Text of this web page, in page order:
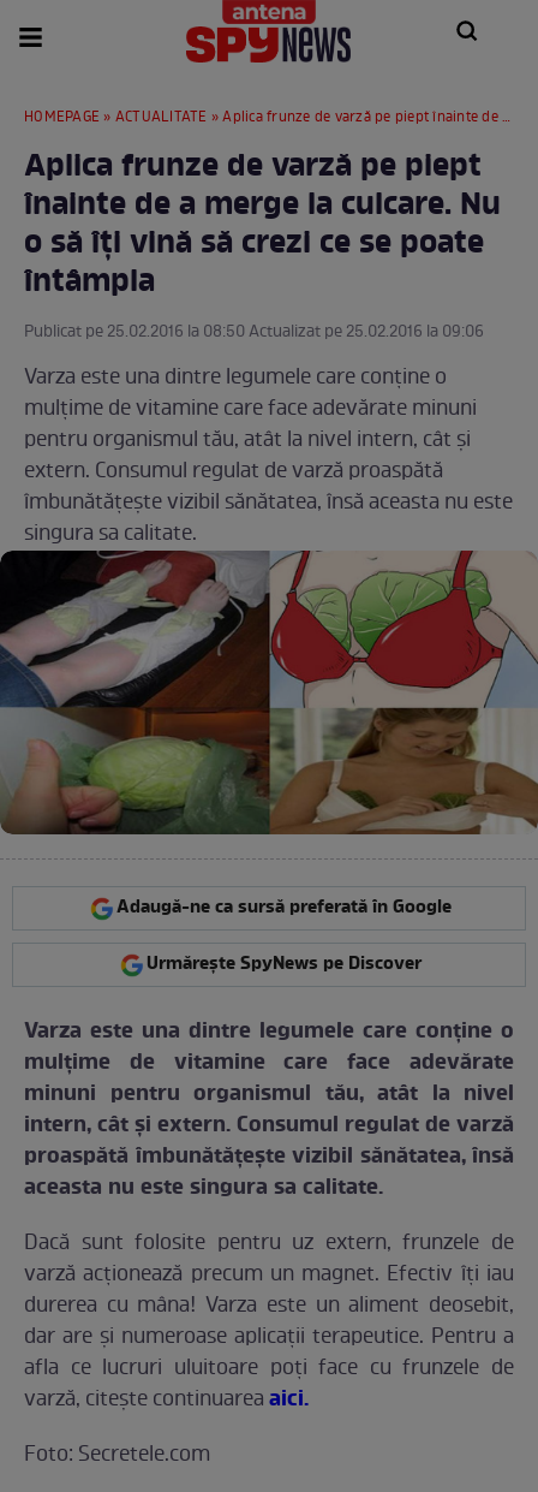
HOMEPAGE » ACTUALITATE » Aplica frunze de varză pe piept înainte de a merge la culcare. Nu o să îţi vină să crezi ce se poate întâmpla
Aplica frunze de varză pe piept
înainte de a merge la culcare. Nu
o să îţi vină să crezi ce se poate
întâmpla
Publicat pe 25.02.2016 la 08:50 Actualizat pe 25.02.2016 la 09:06
Varza este una dintre legumele care conţine o
mulţime de vitamine care face adevărate minuni
pentru organismul tău, atât la nivel intern, cât şi
extern. Consumul regulat de varză proaspătă
îmbunătăţeşte vizibil sănătatea, însă aceasta nu este
singura sa calitate.
Adaugă-ne ca sursă preferată în Google
Urmărește SpyNews pe Discover
Varza este una dintre legumele care conţine o
mulţime de vitamine care face adevărate
minuni pentru organismul tău, atât la nivel
intern, cât şi extern. Consumul regulat de varză
proaspătă îmbunătăţeşte vizibil sănătatea, însă
aceasta nu este singura sa calitate.
Dacă sunt folosite pentru uz extern, frunzele de
varză acționează precum un magnet. Efectiv îți iau
durerea cu mâna! Varza este un aliment deosebit,
dar are și numeroase aplicații terapeutice. Pentru a
afla ce lucruri uluitoare poţi face cu frunzele de
varză, citeşte continuareaaici.
Foto: Secretele.com